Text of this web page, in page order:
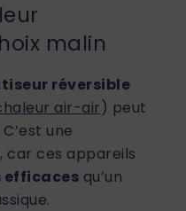
malin
réversible
air-air) peut
une
ces appareils
efficaces qu’un